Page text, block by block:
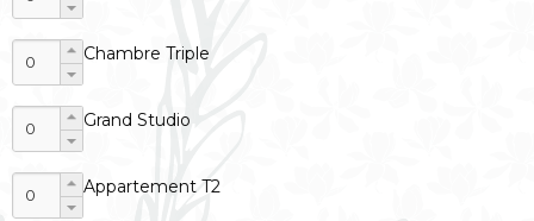
Chambre Triple
Grand Studio
Appartement T2